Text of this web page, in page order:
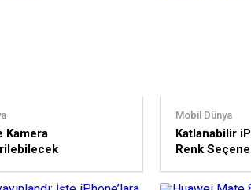
Kamera
Mobil Dünya
Katlanabilir
Renk